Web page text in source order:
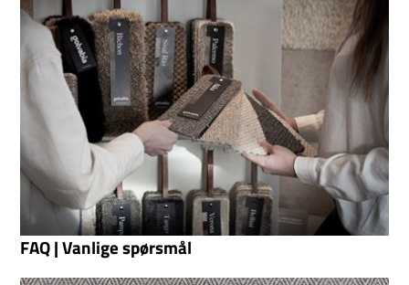
FAQ | Vanlige spørsmål